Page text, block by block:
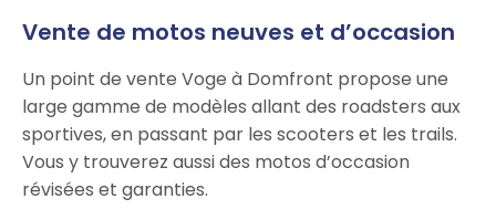
Vente de motos neuves et d’occasion
Un point de vente Voge à Domfront propose une
large gamme de modèles allant des roadsters aux
sportives, en passant par les scooters et les trails.
Vous y trouverez aussi des motos d’occasion
révisées et garanties.